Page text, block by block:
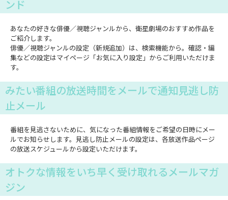
ンド
あなたの好きな俳優／視聴ジャンルから、衛星劇場のおすすめ作品を
ご紹介します。
俳優／視聴ジャンルの設定（新規追加）は、検索機能から。確認・編
集などの設定はマイページ「お気に入り設定」からご利用いただけま
す。
みたい番組の放送時間をメールで通知見逃し防
止メール
番組を見逃さないために、気になった番組情報をご希望の日時にメー
ルでお知らせします。見逃し防止メールの設定は、各放送作品ページ
の放送スケジュールから設定いただけます。
オトクな情報をいち早く受け取れるメールマガ
ジン